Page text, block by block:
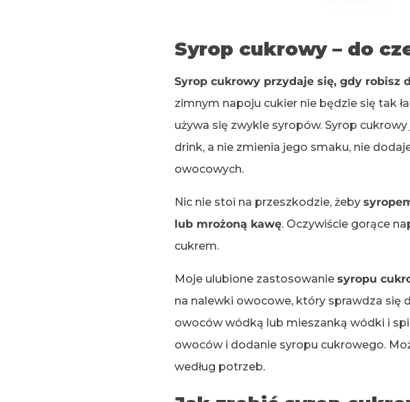
Syrop cukrowy – do
Syrop cukrowy przydaje się, gdy robisz
zimnym napoju cukier nie będzie się tak
używa się zwykle syropów. Syrop
drink, a nie zmienia jego smaku, nie
owocowych.
Nic nie stoi na przeszkodzie, żeby
lub mrożoną kawę. Oczywiście gorące
cukrem.
Moje ulubione zastosowaniesyropu
na nalewki owocowe, który sprawdza się
owoców wódką lub mieszanką wódki i
owoców i dodanie syropu cukrowego.
według potrzeb.